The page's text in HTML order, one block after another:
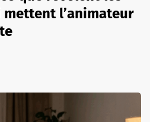
l’animateur